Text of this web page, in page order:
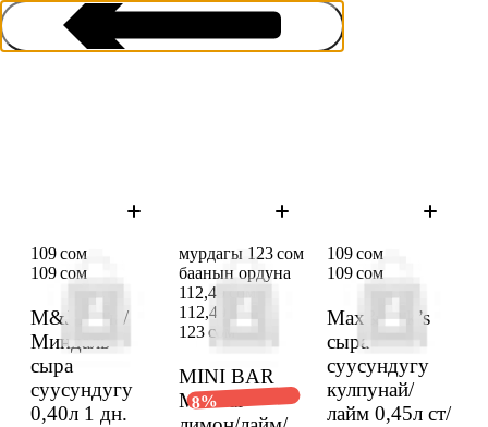
M&J Алча/
Миндаль
сыра
суусундугу
0,40л 1 дн.
109 сом
109 сом
MINI BAR
Mai Tai
мурдагы 123 сом
баанын ордуна
112,49 сом
112,49 сом
123 сом
8%
Max&Jack’s
сыра
суусундугу
кулпунай/
лайм 0,45л ст/
109 сом
109 сом